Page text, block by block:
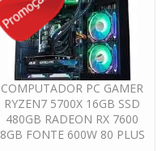
COMPUTADOR PC GAMER
RYZEN7 5700X 16GB SSD
480GB RADEON RX 7600
8GB FONTE 600W 80 PLUS